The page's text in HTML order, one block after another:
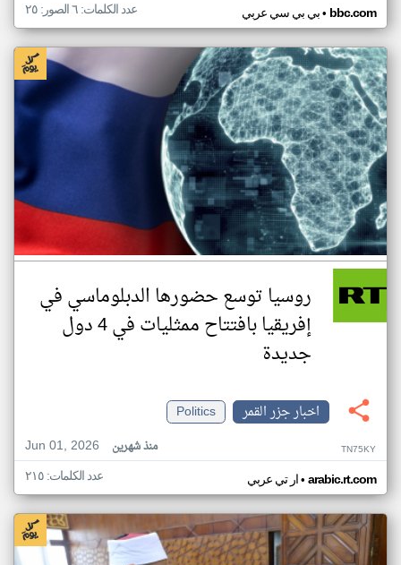
بي بي سي عربي• bbc.com عدد الكلمات: ٦ الصور: ٢٥
روسيا توسع حضورها الدبلوماسي في
إفريقيا بافتتاح ممثليات في 4 دول
جديدة
اخبار جزر القمر
Politics
Jun 01, 2026
منذ شهرين TN75KY
ار تي عربي• arabic.rt.com عدد الكلمات: ٢١٥